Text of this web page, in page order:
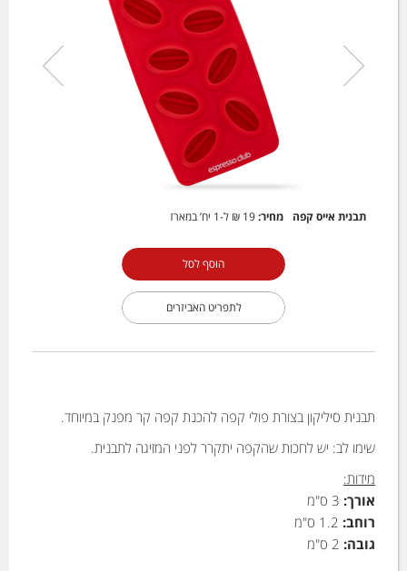
תבנית אייס קפה מחיר:19 ₪ ל-1 יח’ במארז
הוסף לסל
לתפריט האביזרים
תבנית סיליקון בצורת פולי קפה להכנת קפה קר מפנק במיוחד.
שימו לב: יש לחכות שהקפה יתקרר לפני המזיגה לתבנית.
מידות:
אורך: 3 ס"מ
רוחב: 1.2 ס"מ
גובה: 2 ס"מ